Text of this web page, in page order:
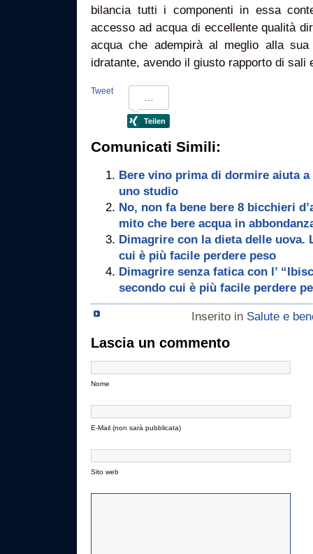
bilancia tutti i componenti in essa
accesso ad acqua di eccellente qualità
acqua che adempirà al meglio alla
idratante, avendo il giusto rapporto di sali
Tweet
Comunicati Simili:
Bere vino prima di dormire aiuta
uno studio
No, non fa bene bere 8 bicchieri
mito che bere acqua in
Dimagrire con la dieta delle uova.
cui è più facile perdere peso
Dimagrire senza fatica con l’
secondo cui è più facile perdere
Inserito in Salute e
Lascia un commento
Nome
E-Mail (non sarà pubblicata)
Sito web